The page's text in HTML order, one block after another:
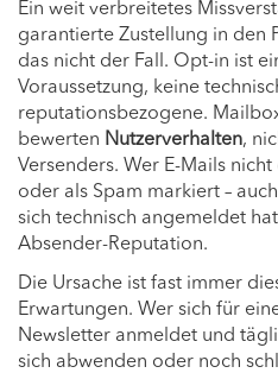
Ein weit verbreitetes
garantierte Zustellung in den
das nicht der Fall. Opt-in ist
Voraussetzung, keine
reputationsbezogene.
bewerten Nutzerverhalten,
Versenders. Wer E-Mails
oder als Spam markiert –
sich technisch angemeldet
Absender-Reputation.
Die Ursache ist fast immer
Erwartungen. Wer sich für
Newsletter anmeldet und
sich abwenden oder noch